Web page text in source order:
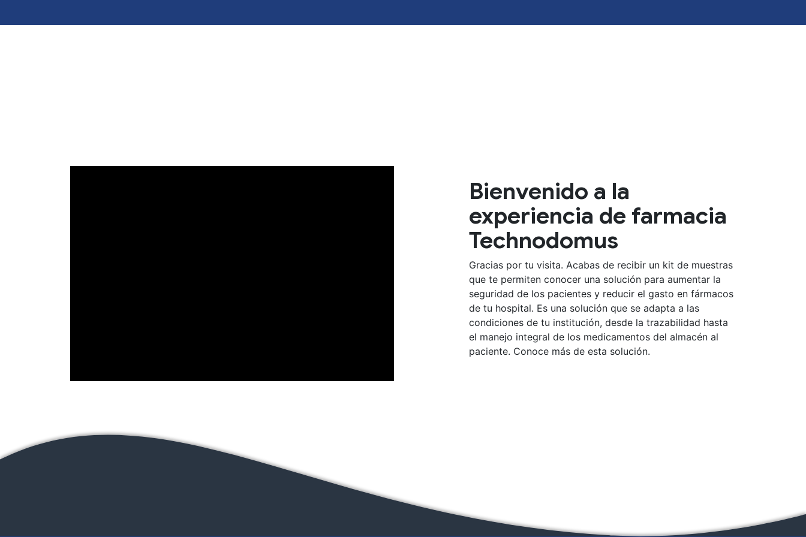
Bienvenido a la
experiencia de farmacia
Technodomus
Gracias por tu visita. Acabas de recibir un kit de muestras
que te permiten conocer una solución para aumentar la
seguridad de los pacientes y reducir el gasto en fármacos
de tu hospital. Es una solución que se adapta a las
condiciones de tu institución, desde la trazabilidad hasta
el manejo integral de los medicamentos del almacén al
paciente. Conoce más de esta solución.